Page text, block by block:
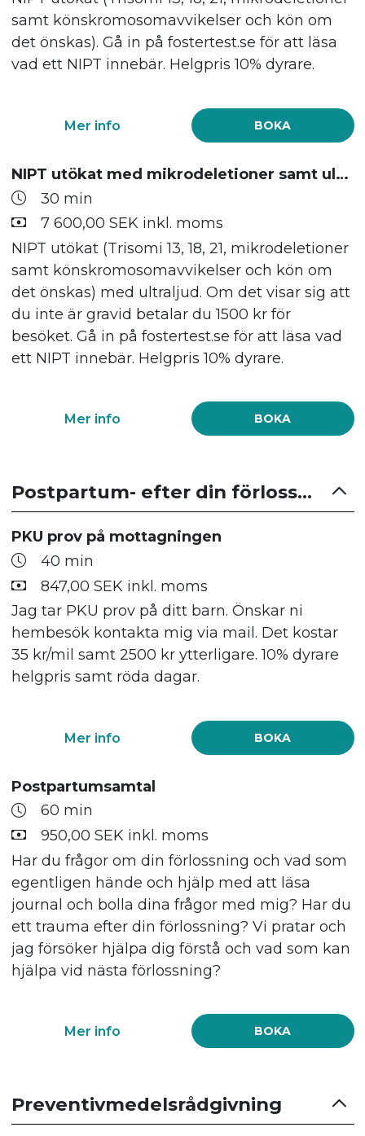
samt könskromosomavvikelser och kön om
det önskas). Gå in på fostertest.se för att läsa
vad ett NIPT innebär. Helgpris 10% dyrare.
BOKA
Mer info
NIPT utökat med mikrodeletioner samt ultraljud
30 min
7 600,00 SEK inkl. moms
NIPT utökat (Trisomi 13, 18, 21, mikrodeletioner
samt könskromosomavvikelser och kön om
det önskas) med ultraljud. Om det visar sig att
du inte är gravid betalar du 1500 kr för
besöket. Gå in på fostertest.se för att läsa vad
ett NIPT innebär. Helgpris 10% dyrare.
BOKA
Mer info
Postpartum- efter din förlossning
PKU prov på mottagningen
40 min
847,00 SEK inkl. moms
Jag tar PKU prov på ditt barn. Önskar ni
hembesök kontakta mig via mail. Det kostar
35 kr/mil samt 2500 kr ytterligare. 10% dyrare
helgpris samt röda dagar.
BOKA
Mer info
Postpartumsamtal
60 min
950,00 SEK inkl. moms
Har du frågor om din förlossning och vad som
egentligen hände och hjälp med att läsa
journal och bolla dina frågor med mig? Har du
ett trauma efter din förlossning? Vi pratar och
jag försöker hjälpa dig förstå och vad som kan
hjälpa vid nästa förlossning?
BOKA
Mer info
Preventivmedelsrådgivning